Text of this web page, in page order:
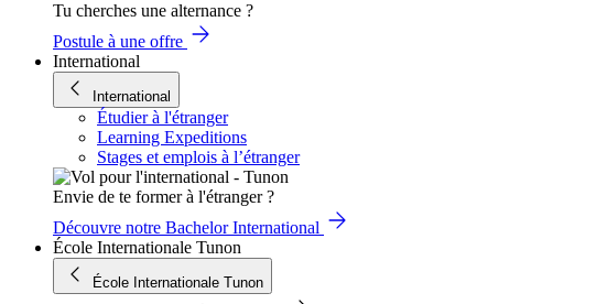
Tu cherches une alternance ?
Postule à une offre
International
International
Étudier à l'étranger
Learning Expeditions
Stages et emplois à l’étranger
Envie de te former à l'étranger ?
Découvre notre Bachelor International
École Internationale Tunon
École Internationale Tunon